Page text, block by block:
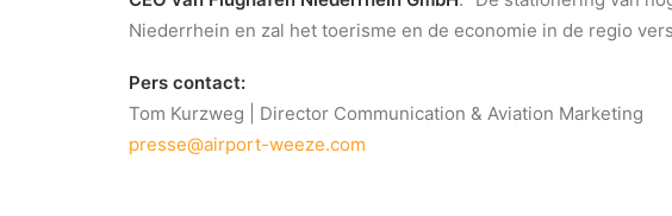
Niederrhein en zal het toerisme en de economie in de regio
Pers contact:
Tom Kurzweg | Director Communication & Aviation Marketing
presse@airport-weeze.com